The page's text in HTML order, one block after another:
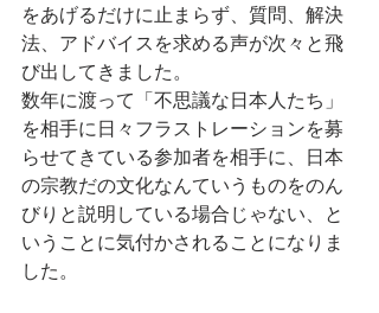
をあげるだけに止まらず、質問、解決
法、アドバイスを求める声が次々と飛
び出してきました。
数年に渡って「不思議な日本人たち」
を相手に日々フラストレーションを募
らせてきている参加者を相手に、日本
の宗教だの文化なんていうものをのん
びりと説明している場合じゃない、と
いうことに気付かされることになりま
した。